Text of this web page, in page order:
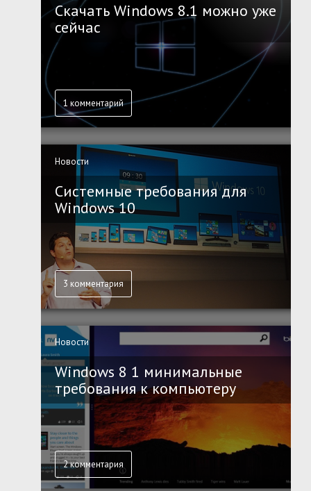
Скачать Windows 8.1 можно уже
сейчас
1 комментарий
Новости
Системные требования для
Windows 10
3 комментария
Новости
Windows 8 1 минимальные
требования к компьютеру
2 комментария